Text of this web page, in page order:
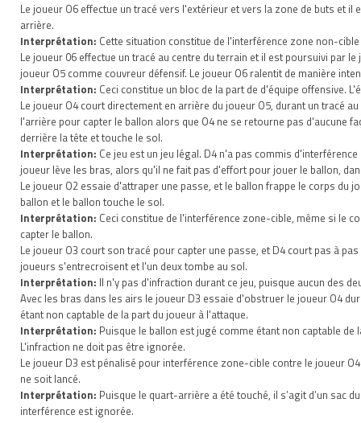
Le joueur O6 effectue un tracé vers l'extérieur et vers la zone de buts et
arrière.
Interprétation: Cette situation constitue de l'interférence zone non-
Le joueur 06 effectue un tracé au centre du terrain et il est poursuivi par
joueur O5 comme couvreur défensif. Le joueur O6 ralentit de manière
Interprétation: Ceci constitue un bloc de la part de d'équipe offensive.
Le joueur O4 court directement en arrière du joueur O5, durant un tracé
l'arrière pour capter le ballon alors que O4 ne se retourne pas d'aucune
derrière la tête et touche le sol.
Interprétation: Ce jeu est un jeu légal. D4 n'a pas commis
joueur lève les bras, alors qu'il ne fait pas d'effort pour jouer le ballon,
Le joueur O2 essaie d'attraper une passe, et le ballon frappe le corps du
ballon et le ballon touche le sol.
Interprétation: Ceci constitue de l'interférence zone-cible, même si le
capter le ballon.
Le joueur O3 court son tracé pour capter une passe, et D4 court pas à
joueurs s'entrecroisent et l'un deux tombe au sol.
Interprétation: Il n'y pas d'infraction durant ce jeu, puisque aucun des
Avec les bras dans les airs le joueur D3 essaie d'obstruer le joueur O4
étant non captable de la part du joueur à l'attaque.
Interprétation: Puisque le ballon est jugé comme étant non captable
L'infraction ne doit pas être ignorée.
Le joueur D3 est pénalisé pour interférence zone-cible contre le joueur
ne soit lancé.
Interprétation: Puisque le quart-arrière a été touché, il s’agit d’un sac
interférence est ignorée.